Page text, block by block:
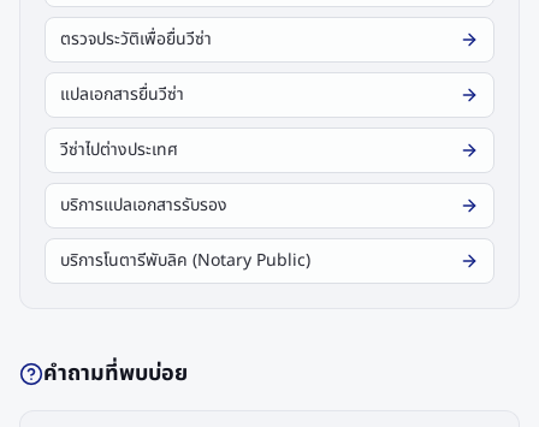
ตรวจประวัติเพื่อยื่นวีซ่า
แปลเอกสารยื่นวีซ่า
วีซ่าไปต่างประเทศ
บริการแปลเอกสารรับรอง
บริการโนตารีพับลิค (Notary Public)
คำถามที่พบบ่อย